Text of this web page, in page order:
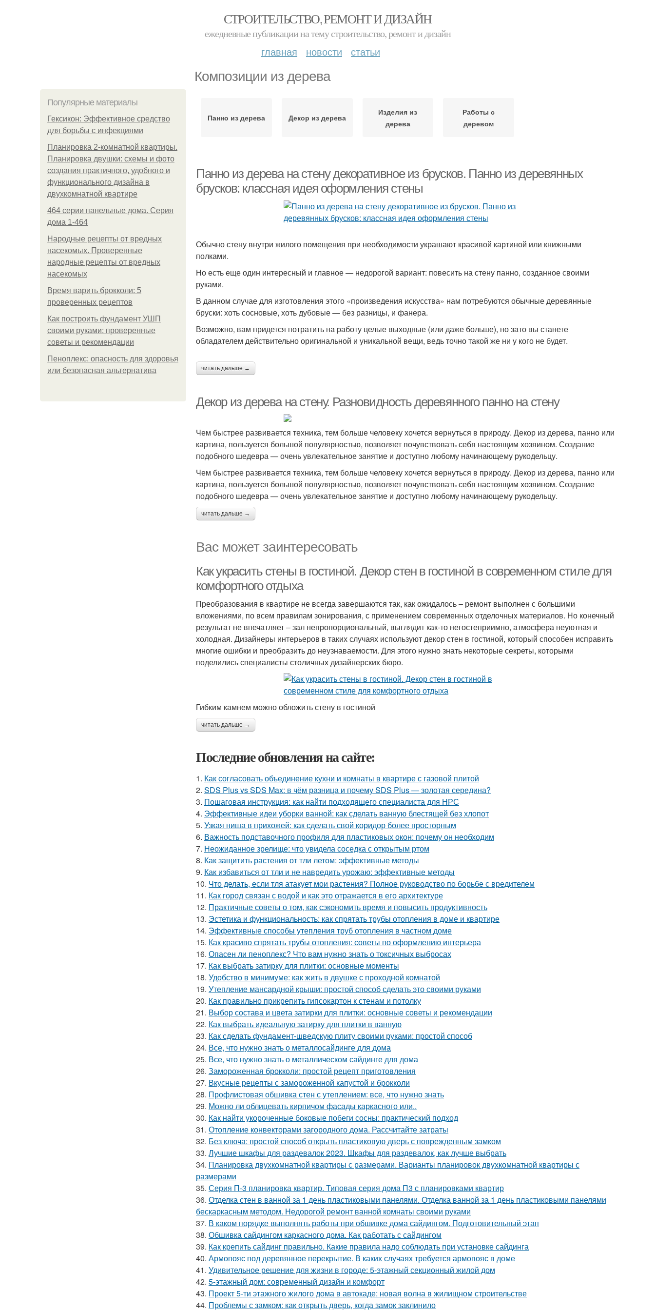
СТРОИТЕЛЬСТВО, РЕМОНТ И ДИЗАЙН
ежедневные публикации на тему строительство, ремонт и дизайн
главная новости статьи
Композиции из дерева
Популярные материалы
Гексикон: Эффективное средство
для борьбы с инфекциями
Планировка 2-комнатной квартиры.
Планировка двушки: схемы и фото
создания практичного, удобного и
функционального дизайна в
двухкомнатной квартире
464 серии панельные дома. Серия
дома 1-464
Народные рецепты от вредных
насекомых. Проверенные
народные рецепты от вредных
насекомых
Время варить брокколи: 5
проверенных рецептов
Как построить фундамент УШП
своими руками: проверенные
советы и рекомендации
Пеноплекс: опасность для здоровья
или безопасная альтернатива
Панно из дерева Декор из дерева
Изделия из
дерева
Работы с
деревом
Панно из дерева на стену декоративное из брусков. Панно из деревянных
брусков: классная идея оформления стены
Обычно стену внутри жилого помещения при необходимости украшают красивой картиной или книжными
полками.
Но есть еще один интересный и главное — недорогой вариант: повесить на стену панно, созданное своими
руками.
В данном случае для изготовления этого «произведения искусства» нам потребуются обычные деревянные
бруски: хоть сосновые, хоть дубовые — без разницы, и фанера.
Возможно, вам придется потратить на работу целые выходные (или даже больше), но зато вы станете
обладателем действительно оригинальной и уникальной вещи, ведь точно такой же ни у кого не будет.
читать дальше →
Декор из дерева на стену. Разновидность деревянного панно на стену
Чем быстрее развивается техника, тем больше человеку хочется вернуться в природу. Декор из дерева, панно или
картина, пользуется большой популярностью, позволяет почувствовать себя настоящим хозяином. Создание
подобного шедевра — очень увлекательное занятие и доступно любому начинающему рукодельцу.
Чем быстрее развивается техника, тем больше человеку хочется вернуться в природу. Декор из дерева, панно или
картина, пользуется большой популярностью, позволяет почувствовать себя настоящим хозяином. Создание
подобного шедевра — очень увлекательное занятие и доступно любому начинающему рукодельцу.
читать дальше →
Вас может заинтересовать
Как украсить стены в гостиной. Декор стен в гостиной в современном стиле для
комфортного отдыха
Преобразования в квартире не всегда завершаются так, как ожидалось – ремонт выполнен с большими
вложениями, по всем правилам зонирования, с применением современных отделочных материалов. Но конечный
результат не впечатляет – зал непропорциональный, выглядит как-то негостеприимно, атмосфера неуютная и
холодная. Дизайнеры интерьеров в таких случаях используют декор стен в гостиной, который способен исправить
многие ошибки и преобразить до неузнаваемости. Для этого нужно знать некоторые секреты, которыми
поделились специалисты столичных дизайнерских бюро.
Гибким камнем можно обложить стену в гостиной
читать дальше →
Последние обновления на сайте:
1. Как согласовать объединение кухни и комнаты в квартире с газовой плитой
2. SDS Plus vs SDS Max: в чём разница и почему SDS Plus — золотая середина?
3. Пошаговая инструкция: как найти подходящего специалиста для НРС
4. Эффективные идеи уборки ванной: как сделать ванную блестящей без хлопот
5. Узкая ниша в прихожей: как сделать свой коридор более просторным
6. Важность подставочного профиля для пластиковых окон: почему он необходим
7. Неожиданное зрелище: что увидела соседка с открытым ртом
8. Как защитить растения от тли летом: эффективные методы
9. Как избавиться от тли и не навредить урожаю: эффективные методы
10. Что делать, если тля атакует мои растения? Полное руководство по борьбе с вредителем
11. Как город связан с водой и как это отражается в его архитектуре
12. Практичные советы о том, как сэкономить время и повысить продуктивность
13. Эстетика и функциональность: как спрятать трубы отопления в доме и квартире
14. Эффективные способы утепления труб отопления в частном доме
15. Как красиво спрятать трубы отопления: советы по оформлению интерьера
16. Опасен ли пеноплекс? Что вам нужно знать о токсичных выбросах
17. Как выбрать затирку для плитки: основные моменты
18. Удобство в минимуме: как жить в двушке с проходной комнатой
19. Утепление мансардной крыши: простой способ сделать это своими руками
20. Как правильно прикрепить гипсокартон к стенам и потолку
21. Выбор состава и цвета затирки для плитки: основные советы и рекомендации
22. Как выбрать идеальную затирку для плитки в ванную
23. Как сделать фундамент-шведскую плиту своими руками: простой способ
24. Все, что нужно знать о металлосайдинге для дома
25. Все, что нужно знать о металлическом сайдинге для дома
26. Замороженная брокколи: простой рецепт приготовления
27. Вкусные рецепты с замороженной капустой и брокколи
28. Профлистовая обшивка стен с утеплением: все, что нужно знать
29. Можно ли облицевать кирпичом фасады каркасного или..
30. Как найти укороченные боковые побеги сосны: практический подход
31. Отопление конвекторами загородного дома. Рассчитайте затраты
32. Без ключа: простой способ открыть пластиковую дверь с поврежденным замком
33. Лучшие шкафы для раздевалок 2023. Шкафы для раздевалок, как лучше выбрать
34. Планировка двухкомнатной квартиры с размерами. Варианты планировок двухкомнатной квартиры с
размерами
35. Серия П-3 планировка квартир. Типовая серия дома П3 с планировками квартир
36. Отделка стен в ванной за 1 день пластиковыми панелями. Отделка ванной за 1 день пластиковыми панелями
бескаркасным методом. Недорогой ремонт ванной комнаты своими руками
37. В каком порядке выполнять работы при обшивке дома сайдингом. Подготовительный этап
38. Обшивка сайдингом каркасного дома. Как работать с сайдингом
39. Как крепить сайдинг правильно. Какие правила надо соблюдать при установке сайдинга
40. Армопояс под деревянное перекрытие. В каких случаях требуется армопояс в доме
41. Удивительное решение для жизни в городе: 5-этажный секционный жилой дом
42. 5-этажный дом: современный дизайн и комфорт
43. Проект 5-ти этажного жилого дома в автокаде: новая волна в жилищном строительстве
44. Проблемы с замком: как открыть дверь, когда замок заклинило